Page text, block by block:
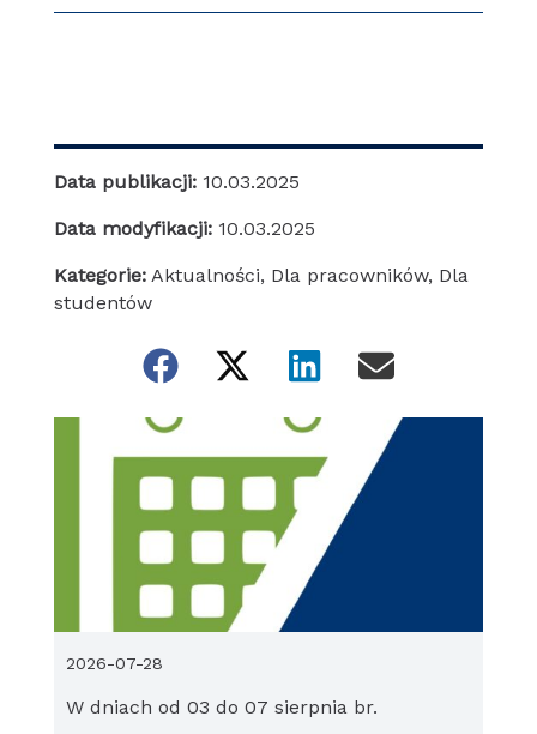
Data publikacji: 10.03.2025
Data modyfikacji: 10.03.2025
Kategorie: Aktualności, Dla pracowników, Dla
studentów
W dniach od 03 do 07 sierpnia br.
2026-07-28